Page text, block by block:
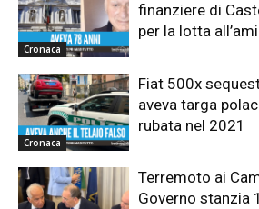
Cronaca
finanziere di
per la lotta
Cronaca
Fiat 500x
aveva targa
rubata nel 2021
Terremoto ai
Governo stanzia